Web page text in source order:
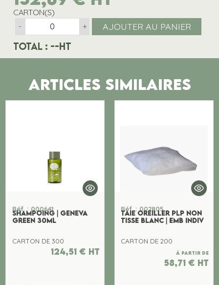
CARTON(S)
-
+ AJOUTER AU PANIER
Total : --HT
ARTICLES SIMILAIRES
Réf. : 000641
SHAMPOING | GENEVA
GREEN 30ML
CARTON DE 300
124,51 € ht
Réf. : 002805
TAIE OREILLER PLP NON
TISSE BLANC | EMB INDIV
CARTON DE 200
À partir de
58,71 € ht